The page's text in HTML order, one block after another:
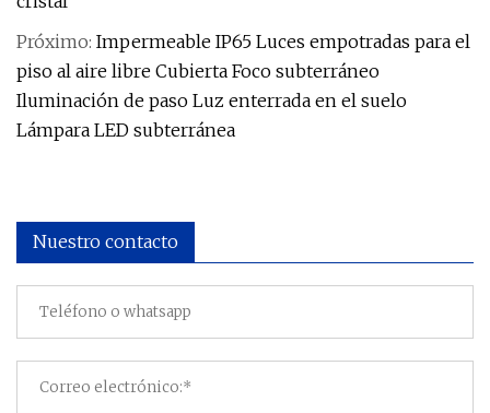
Próximo: Impermeable IP65 Luces empotradas para el
piso al aire libre Cubierta Foco subterráneo
Iluminación de paso Luz enterrada en el suelo
Lámpara LED subterránea
Nuestro contacto